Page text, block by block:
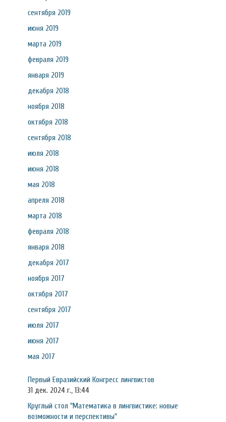
сентября 2019
июня 2019
марта 2019
февраля 2019
января 2019
декабря 2018
ноября 2018
октября 2018
сентября 2018
июля 2018
июня 2018
мая 2018
апреля 2018
марта 2018
февраля 2018
января 2018
декабря 2017
ноября 2017
октября 2017
сентября 2017
июля 2017
июня 2017
мая 2017
Первый Евразийский Конгресс лингвистов
31 дек. 2024 г., 13:44
Круглый стол "Математика в лингвистике: новые
возможности и перспективы"